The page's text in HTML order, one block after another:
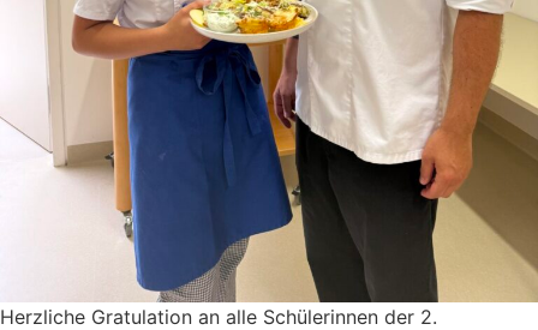
Herzliche Gratu­lation an alle Schüle­rinnen der 2.